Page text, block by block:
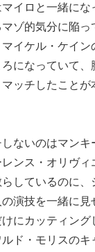
イロと一緒にな
ゾ的気分に陥っ
イケル・ケイ
になっていて、
ッチしたことが
ないのはマンキ
ンス・オリヴィ
しているのに、
演技を一緒に
にカッティング
ド・モリスのキ